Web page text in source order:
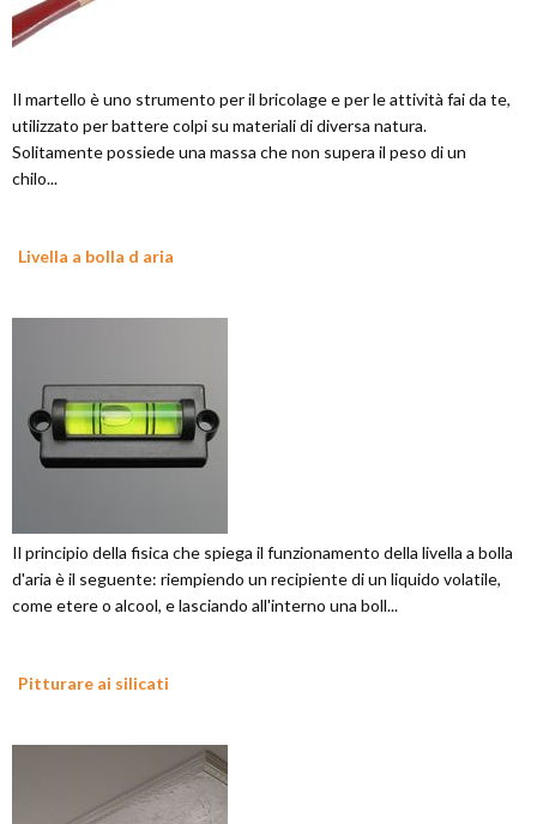
Il martello è uno strumento per il bricolage e per le attività fai da te,
utilizzato per battere colpi su materiali di diversa natura.
Solitamente possiede una massa che non supera il peso di un
chilo...
Livella a bolla d aria
Il principio della fisica che spiega il funzionamento della livella a bolla
d'aria è il seguente: riempiendo un recipiente di un liquido volatile,
come etere o alcool, e lasciando all'interno una boll...
Pitturare ai silicati